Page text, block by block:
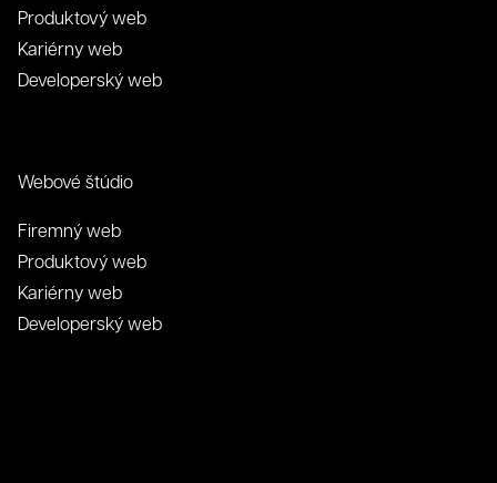
Produktový web
Kariérny web
Developerský web
Webové štúdio
Firemný web
Produktový web
Kariérny web
Developerský web